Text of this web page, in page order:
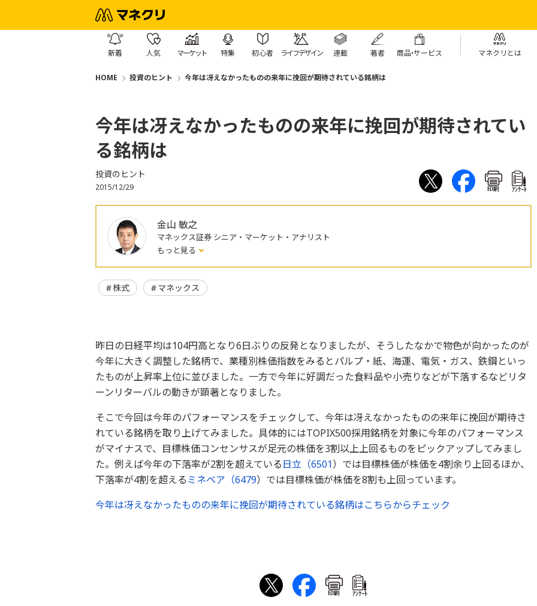
新着 人気 マーケット 特集 初心者 ライフデザイン 連載 著者 商品・サービス マネクリとは
HOME 投資のヒント 今年は冴えなかったものの来年に挽回が期待されている銘柄は
今年は冴えなかったものの来年に挽回が期待されてい
る銘柄は
投資のヒント
2015/12/29 印刷 ｱﾝｹｰﾄ
金山 敏之
マネックス証券 シニア・マーケット・アナリスト
もっと見る
株式 マネックス
昨日の日経平均は104円高となり6日ぶりの反発となりましたが、そうしたなかで物色が向かったのが
今年に大きく調整した銘柄で、業種別株価指数をみるとパルプ・紙、海運、電気・ガス、鉄鋼といっ
たものが上昇率上位に並びました。一方で今年に好調だった食料品や小売りなどが下落するなどリタ
ーンリターバルの動きが顕著となりました。
そこで今回は今年のパフォーマンスをチェックして、今年は冴えなかったものの来年に挽回が期待さ
れている銘柄を取り上げてみました。具体的にはTOPIX500採用銘柄を対象に今年のパフォーマンス
がマイナスで、目標株価コンセンサスが足元の株価を3割以上上回るものをピックアップしてみまし
た。例えば今年の下落率が2割を超えている日立（6501）では目標株価が株価を4割余り上回るほか、
下落率が4割を超えるミネベア（6479）では目標株価が株価を8割も上回っています。
今年は冴えなかったものの来年に挽回が期待されている銘柄はこちらからチェック
印刷 ｱﾝｹｰﾄ